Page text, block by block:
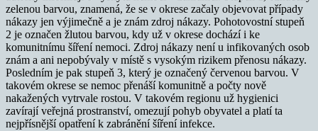
zelenou barvou, znamená, že se v okrese začaly objevovat případy
nákazy jen výjimečně a je znám zdroj nákazy. Pohotovostní stupeň
2 je označen žlutou barvou, kdy už v okrese dochází i ke
komunitnímu šíření nemoci. Zdroj nákazy není u infikovaných osob
znám a ani nepobývaly v místě s vysokým rizikem přenosu nákazy.
Posledním je pak stupeň 3, který je označený červenou barvou. V
takovém okrese se nemoc přenáší komunitně a počty nově
nakažených vytrvale rostou. V takovém regionu už hygienici
zavírají veřejná prostranství, omezují pohyb obyvatel a platí ta
nejpřísnější opatření k zabránění šíření infekce.